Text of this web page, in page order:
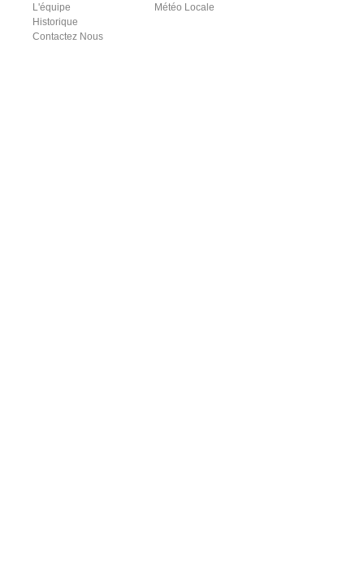
L'équipe
Historique
Contactez Nous
Météo Locale